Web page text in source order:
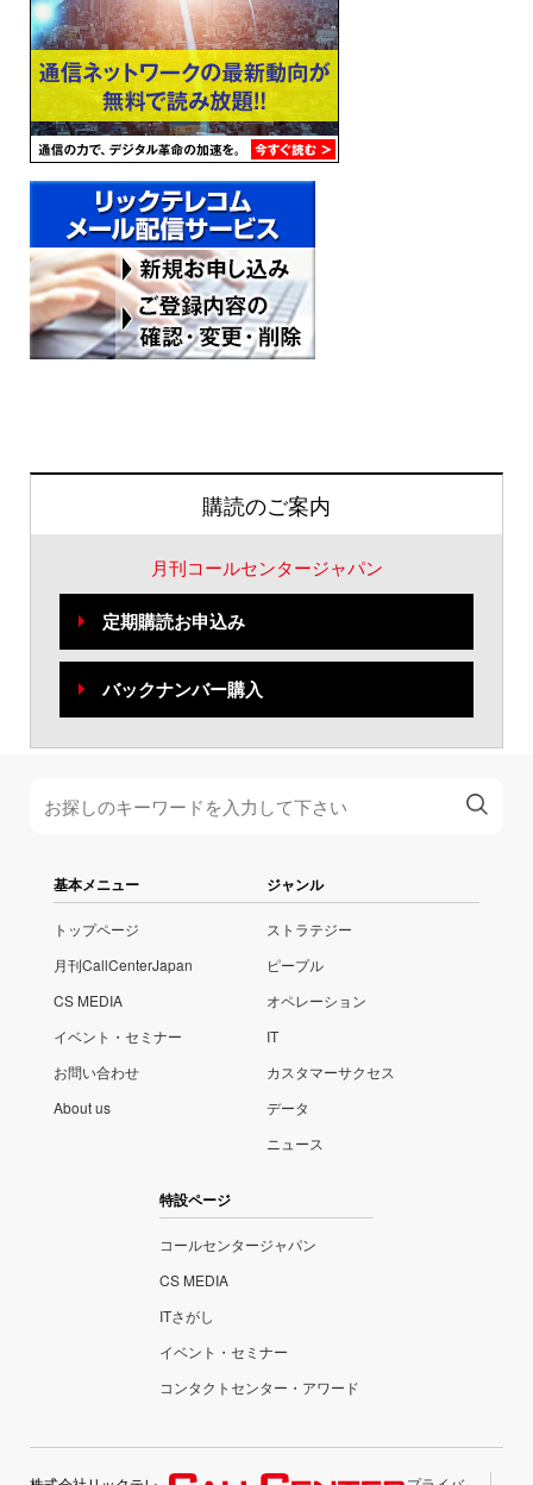
購読のご案内
月刊コールセンタージャパン
定期購読お申込み
バックナンバー購入
基本メニュー
トップページ
月刊CallCenterJapan
CS MEDIA
イベント・セミナー
お問い合わせ
About us
ジャンル
ストラテジー
ピープル
オペレーション
IT
カスタマーサクセス
データ
ニュース
特設ページ
コールセンタージャパン
CS MEDIA
ITさがし
イベント・セミナー
コンタクトセンター・アワード